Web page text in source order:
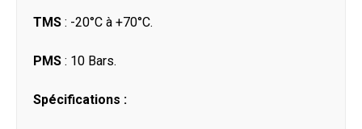
TMS : -20°C à +70°C.
PMS : 10 Bars.
Spécifications :